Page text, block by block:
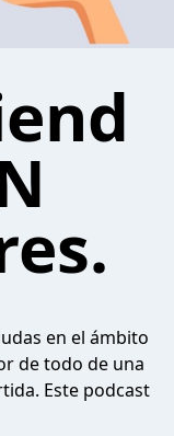
en el ámbito
de todo de una
Este podcast